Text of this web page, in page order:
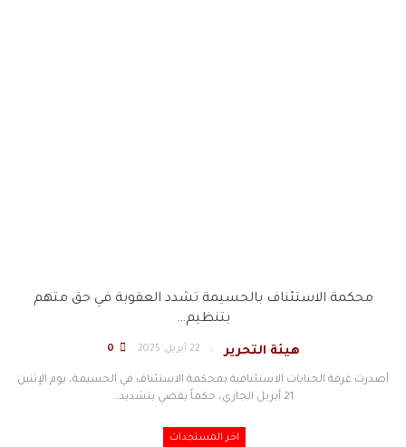
محكمة الاستئناف بالحسيمة تشدد العقوبة في حق متهم
بتنظيم…
هيئة التحرير 22 أبريل, 2025
أصدرت غرفة الجنايات الاستئنافية بمحكمة الاستئناف في الحسيمة، يوم الإثنين
21 أبريل الجاري، حكماً يقضي بتشديد
…
اخر المستجدات